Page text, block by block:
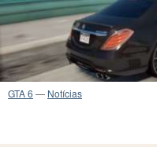
GTA 6 — Notícias